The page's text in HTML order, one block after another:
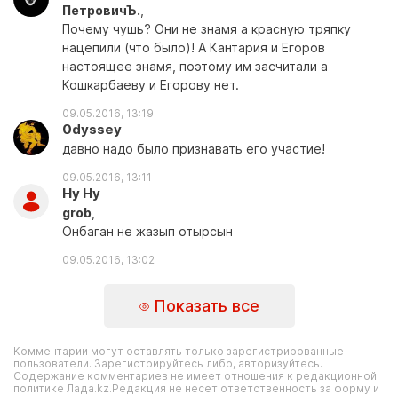
ПетровичЪ.
Почему чушь? Они не знамя а красную тряпку
нацепили (что было)! А Кантария и Егоров
настоящее знамя, поэтому им засчитали а
Кошкарбаеву и Егорову нет.
09.05.2016, 13:19
0dyssey
давно надо было признавать его участие!
09.05.2016, 13:11
Ну Ну
grob
Онбаган не жазып отырсын
09.05.2016, 13:02
Показать все
Комментарии могут оставлять только зарегистрированные
пользователи. Зарегистрируйтесь либо, авторизуйтесь.
Содержание комментариев не имеет отношения к редакционной
политике Лада.kz.Редакция не несет ответственность за форму и